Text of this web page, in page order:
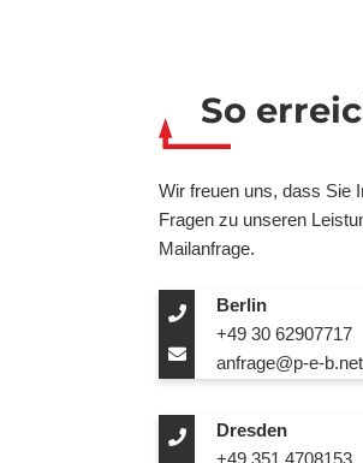
So
Wir freuen uns, dass Sie
Fragen zu unseren
Mailanfrage.
Berlin
+49 30 62907717
anfrage@p-e-b.net
Dresden
+49 351 4708153